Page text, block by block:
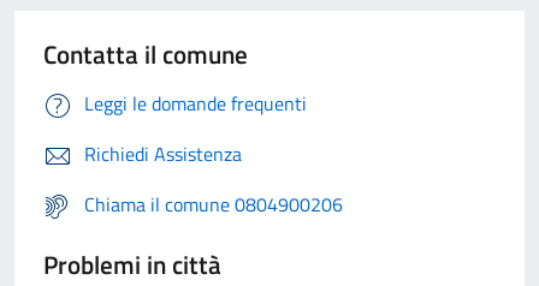
Contatta il comune
Leggi le domande frequenti
Richiedi Assistenza
Chiama il comune 0804900206
Problemi in città